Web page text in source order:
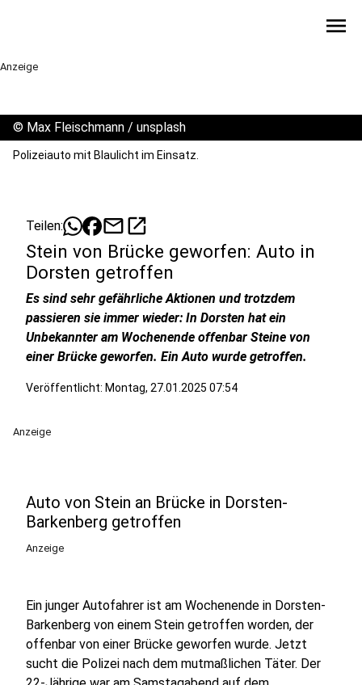
menu
Anzeige
© Max Fleischmann / unsplash
Polizeiauto mit Blaulicht im Einsatz.
Teilen: mailopen_in_new
Stein von Brücke geworfen: Auto in
Dorsten getroffen
Es sind sehr gefährliche Aktionen und trotzdem
passieren sie immer wieder: In Dorsten hat ein
Unbekannter am Wochenende offenbar Steine von
einer Brücke geworfen. Ein Auto wurde getroffen.
Veröffentlicht: Montag, 27.01.2025 07:54
Anzeige
Auto von Stein an Brücke in Dorsten-
Barkenberg getroffen
Anzeige
Ein junger Autofahrer ist am Wochenende in Dorsten-
Barkenberg von einem Stein getroffen worden, der
offenbar von einer Brücke geworfen wurde. Jetzt
sucht die Polizei nach dem mutmaßlichen Täter. Der